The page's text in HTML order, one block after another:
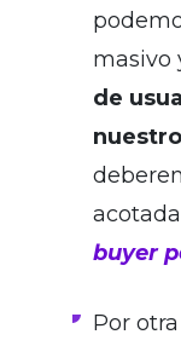
masivo
de
buyer
Por